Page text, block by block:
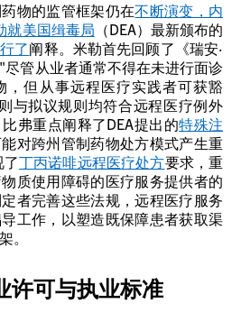
物的监管框架仍在不断演变，内
就美国缉毒局 （DEA）最新颁布的
了阐释。米勒首先回顾了《瑞安·
管从业者通常不得在未进行面诊
，但从事远程医疗实践者可获豁
与拟议规则均符合远程医疗例外
弗重点阐释了DEA提出的特殊注
对跨州管制药物处方模式产生重
丁丙诺啡远程医疗处方要求，重
质使用障碍的医疗服务提供者的
者完善这些法规，远程医疗服务
工作，以塑造既保障患者获取渠
。
许可与执业标准